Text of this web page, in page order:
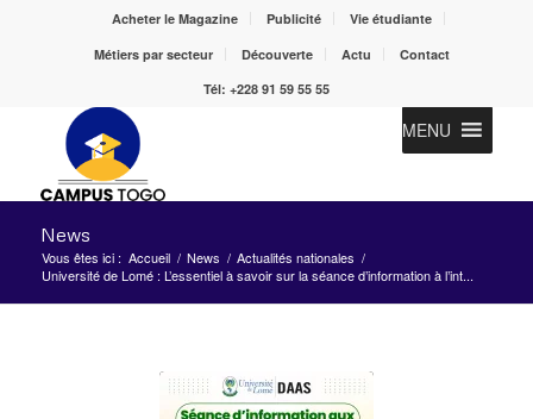
Acheter le Magazine Publicité
Vie étudiante
Métiers par secteur
Découverte Actu
Contact
Tél: +228 91 59 55 55
MENU
News
Vous êtes ici : Accueil / News / Actualités nationales /
Université de Lomé : L’essentiel à savoir sur la séance d’information à l’int...